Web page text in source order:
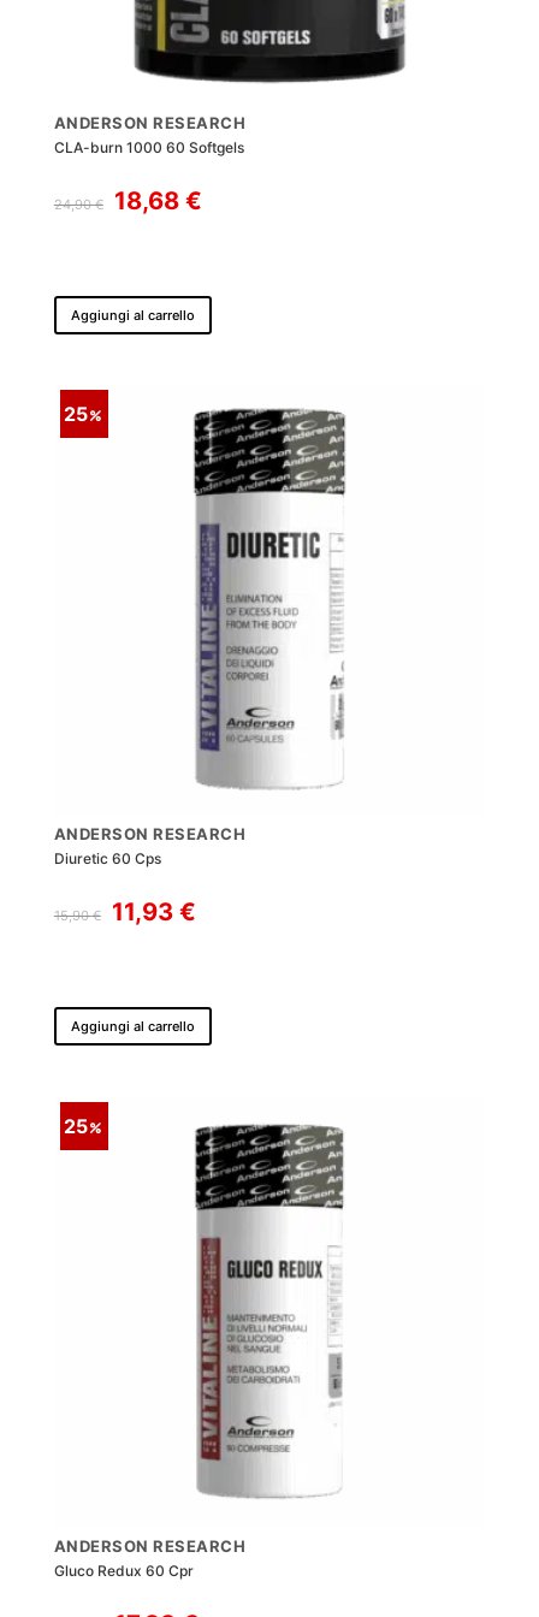
ANDERSON RESEARCH
CLA-burn 1000 60 Softgels
24,90€
Il
prezzo
24,90 €.
18,68 €Il
18,68 €.
Aggiungi al carrello
25
ANDERSON RESEARCH
Diuretic 60 Cps
15,90€
Il
prezzo
15,90 €.
11,93 €Il
11,93 €.
Aggiungi al carrello
25
ANDERSON RESEARCH
Gluco Redux 60 Cpr